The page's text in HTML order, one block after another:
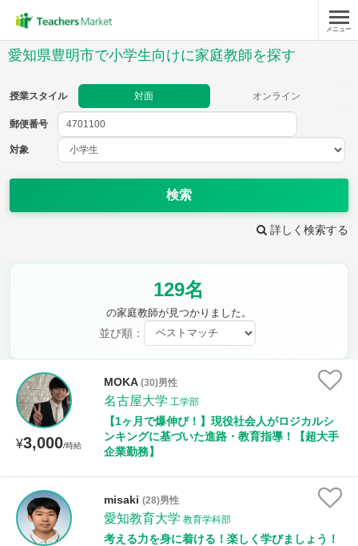
メニュー
愛知県豊明市で小学生向けに家庭教師を探す
授業スタイル 対面 オンライン
郵便番号
対象
検索
詳しく検索する
129名
の家庭教師が見つかりました。
並び順：
¥3,000/時給
MOKA (30)男性
名古屋大学 工学部
【1ヶ月で爆伸び！】現役社会人がロジカルシ
ンキングに基づいた進路・教育指導！【超大手
企業勤務】
misaki (28)男性
愛知教育大学 教育学科部
考える力を身に着ける！楽しく学びましょう！
郵便番号
教科
理科
保健・体育 図画工作 書写
時給：¥1,000 ～ ¥10,000
授業可能日
月曜日 火曜日 水曜日 木曜日 金曜日
土曜日 日曜日